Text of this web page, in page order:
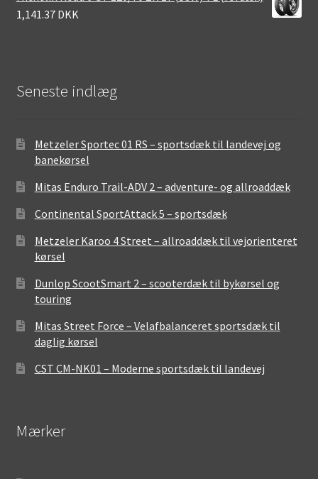
1,141.37 DKK
Seneste indlæg
Metzeler Sportec 01 RS – sportsdæk til landevej og
banekørsel
Mitas Enduro Trail-ADV 2 – adventure- og allroaddæk
Continental SportAttack 5 – sportsdæk
Metzeler Karoo 4 Street – allroaddæk til vejorienteret
kørsel
Dunlop ScootSmart 2 – scooterdæk til bykørsel og
touring
Mitas Street Force – Velafbalanceret sportsdæk til
daglig kørsel
CST CM-NK01 – Moderne sportsdæk til landevej
Mærker